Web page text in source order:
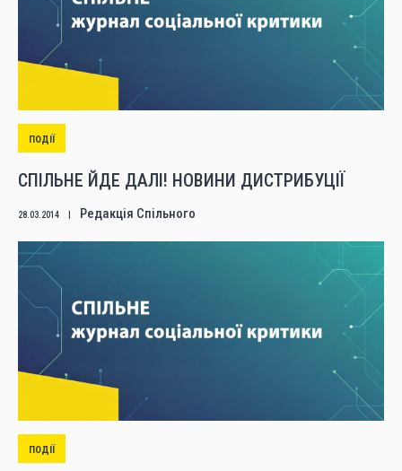
ПОДІЇ
СПІЛЬНЕ ЙДЕ ДАЛІ! НОВИНИ ДИСТРИБУЦІЇ
28.03.2014 Редакція Спільного
ПОДІЇ